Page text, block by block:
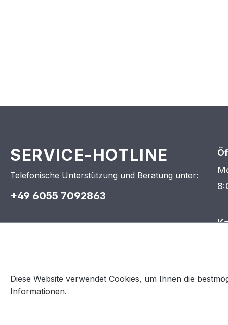
SERVICE-HOTLINE
Telefonische Unterstützung und Beratung unter:
+49 6055 7092863
WhatsApp:
Diese Website verwendet Cookies, um Ihnen die
Informationen.